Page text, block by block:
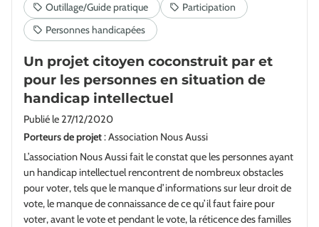
Un projet citoyen coconstruit par et
pour les personnes en situation de
handicap intellectuel
Publié le 27/12/2020
Porteurs de projet: Association Nous Aussi
L’association Nous Aussi fait le constat que les personnes ayant
un handicap intellectuel rencontrent de nombreux obstacles
pour voter, tels que le manque d’informations sur leur droit de
vote, le manque de connaissance de ce qu’il faut faire pour
voter, avant le vote et pendant le vote, la réticence des familles